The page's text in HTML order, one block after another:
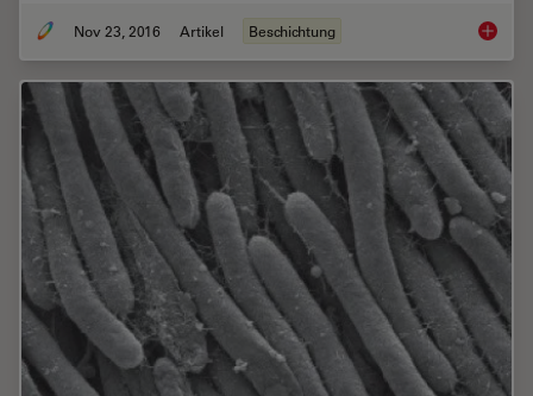
Nov 23, 2016 Artikel Beschichtung Each